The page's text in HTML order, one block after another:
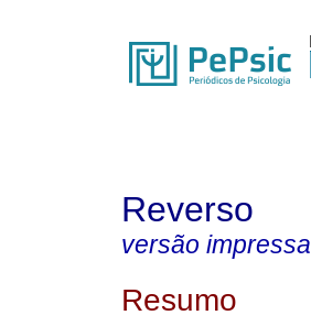
Reverso
versão impressa
Resumo